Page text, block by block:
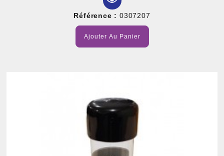
Référence : 0307207
Ajouter Au Panier